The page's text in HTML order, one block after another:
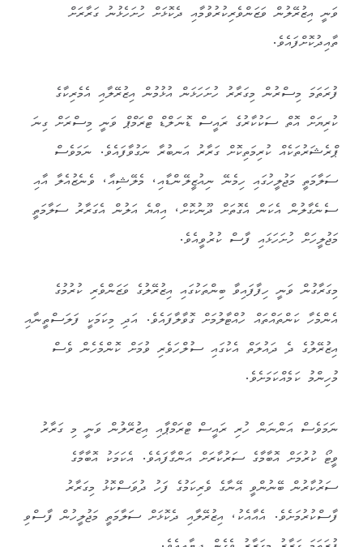
ވަނީ އިޒުރޭލުން ވަޒަންވެރިކުރުވުމާއި ދެކޮޅަށް ހުށަހެޅުނު ގަރާރަށް
ތާއިދުކޮށްފައެވެ.
ފުރަތަމަ މިސްރުން މިގަރާރު ހުށަހަޅަން އުޅުމުން އިޒުރޭލާއި އެމެރިކާގެ
ކުރިޔަށް އޮތް ސަކުކާރުގެ ރައީސް ޑޮނަލްޑް ޓްރަމްޕް ވަނީ މިސްރަށް ގިނަ
ޕްރެޝަރުތަކެއް ކުރިމަތިކޮށް ގަރާރު އަނބުރާ ނަގުވާފައެވެ. ނަމަވެސް
ސަލާމަތީ މަޖުލީހުގައި ހިމެނޭ ނިއުޒީލޭންޑާއި، މެލޭޝިއާ، ވެނެޒުއެލާ އާއި
ސެނެގާލުން އެކަން އެގޮތަށް ދޫނުކޮށް، އިއްޔެ އަލުން އެގަރާރު ސަލާމަތީ
މަޖުލީހަށް ހުށަހަޅައި ފާސް ކުރުވީއެވެ.
މިގަރާގުން ވަނީ ހިފާފައިވާ ބިންތަކުގައި އިޒުރޭލުގެ ވަޒަންވެރި ކުރުމުގެ
އެންމެހާ ކަންތައްތައް ހުއްޓާލުމަށް ގޮވާލާފައެވެ. އަދި މިކަމަކީ ފަލަސްތީނާއި
އިޒުރޭލުގެ ދެ ދައުލަތް އެކުގައި ސުލްހަވެރި ވުމަށް ކޮންމެހެން ވެސް
މުހިންމު ކަމެއްކަމަށެވެ.
ނަމަވެސް އަންނަން ހުރި ރައީސް ޓްރަމްޕާއި އިޒުރޭލުން ވަނީ މި ގަރާރު
ވީޓޯ ކުރުމަށް އޮބާމާގެ ސަރުކާރަށް އަންގާފައެވެ. އެކަމަކު އޮބާމާގެ
ސަރުކާރުން ބޭނުންވީ އޭނާގެ ވެރިކަމުގެ ފަހު ދުވަސްކޮޅު މިގަރާރު
ފާސްކުރުމަށެވެ. އެއާއެކު، އިޒުރޭލާއި ދެކޮޅަށް ސަލާމަތީ މަޖުލީހުން ފާސްވި